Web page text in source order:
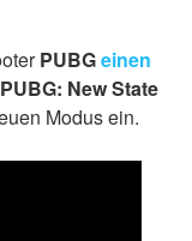
PUBGeinen
PUBG: New State
Modus ein.